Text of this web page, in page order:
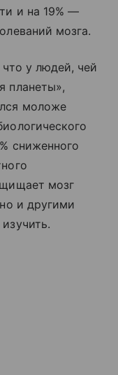
и на 19% —
мозга.
у людей, чей
планеты»,
моложе
сниженного
мозг
и другими